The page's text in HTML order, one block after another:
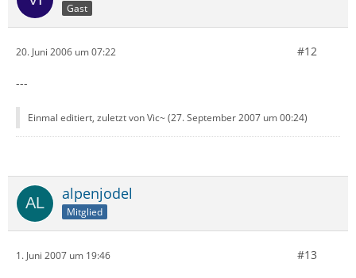
Gast
20. Juni 2006 um 07:22 #12
---
Einmal editiert, zuletzt von Vic~ (27. September 2007 um 00:24)
alpenjodel
Mitglied
1. Juni 2007 um 19:46 #13